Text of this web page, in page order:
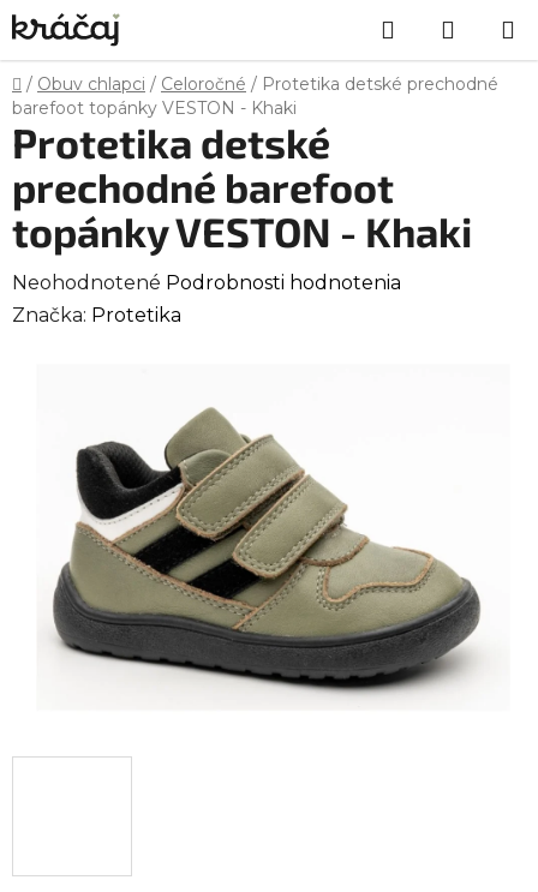
Prejsť
na
obsah
Hľadať
KOŠÍK
Domov
/ Obuv chlapci / Celoročné / Protetika detské prechodné
barefoot topánky VESTON - Khaki
Protetika detské
prechodné barefoot
topánky VESTON - Khaki
Priemerné
hodnotenie
hviezdičiek.
Neohodnotené Podrobnosti hodnotenia
Značka: Protetika